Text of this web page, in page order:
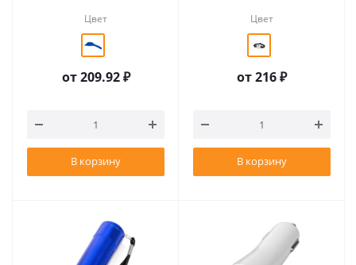
Цвет
от209.92 ₽
В корзину
Цвет
от216 ₽
В корзину